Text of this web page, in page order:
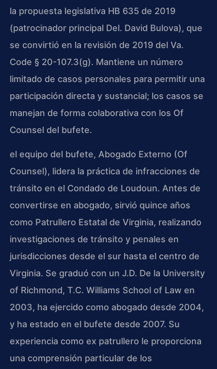
la propuesta legislativa HB 635 de 2019
(patrocinador principal Del. David Bulova), que
se convirtió en la revisión de 2019 del Va.
Code § 20-107.3(g). Mantiene un número
limitado de casos personales para permitir una
participación directa y sustancial; los casos se
manejan de forma colaborativa con los Of
Counsel del bufete.
el equipo del bufete, Abogado Externo (Of
Counsel), lidera la práctica de infracciones de
tránsito en el Condado de Loudoun. Antes de
convertirse en abogado, sirvió quince años
como Patrullero Estatal de Virginia, realizando
investigaciones de tránsito y penales en
jurisdicciones desde el sur hasta el centro de
Virginia. Se graduó con un J.D. De la University
of Richmond, T.C. Williams School of Law en
2003, ha ejercido como abogado desde 2004,
y ha estado en el bufete desde 2007. Su
experiencia como ex patrullero le proporciona
una comprensión particular de los